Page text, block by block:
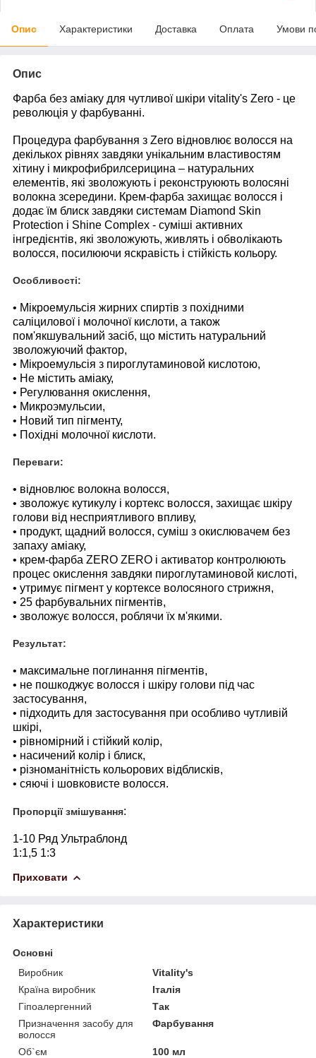
Опис Характеристики Доставка Оплата Умови
Опис
Фарба без аміаку для чутливої шкіри vitality's Zero - це
революція у фарбуванні.
Процедура фарбування з Zero відновлює волосся на
декількох рівнях завдяки унікальним властивостям
хітину і микрофибрилсерицина – натуральних
елементів, які зволожують і реконструюють волосяні
волокна зсередини. Крем-фарба захищає волосся і
додає їм блиск завдяки системам Diamond Skin
Protection і Shine Complex - суміші активних
інгредієнтів, які зволожують, живлять і обволікають
волосся, посилюючи яскравість і стійкість кольору.
Особливості:
• Мікроемульсія жирних спиртів з похідними
саліцилової і молочної кислоти, а також
пом'якшувальний засіб, що містить натуральний
зволожуючий фактор,
• Мікроемульсія з пироглутаминовой кислотою,
• Не містить аміаку,
• Регулювання окислення,
• Микроэмульсии,
• Новий тип пігменту,
• Похідні молочної кислоти.
Переваги:
• відновлює волокна волосся,
• зволожує кутикулу і кортекс волосся, захищає шкіру
голови від несприятливого впливу,
• продукт, щадний волосся, суміш з окислювачем без
запаху аміаку,
• крем-фарба ZERO ZERO і активатор контролюють
процес окислення завдяки пироглутаминовой кислоті,
• утримує пігмент у кортексе волосяного стрижня,
• 25 фарбувальних пігментів,
• зволожує волосся, роблячи їх м'якими.
Результат:
• максимальне поглинання пігментів,
• не пошкоджує волосся і шкіру голови під час
застосування,
• підходить для застосування при особливо чутливій
шкірі,
• рівномірний і стійкий колір,
• насичений колір і блиск,
• різноманітність кольорових відблисків,
• сяючі і шовковисте волосся.
Пропорції змішування:
1-10 Ряд Ультраблонд
1:1,5 1:3
Приховати
Характеристики
Основні
Виробник
Vitality's
Країна виробник
Італія
Гіпоалергенний
Так
Призначення засобу для
волосся
Фарбування
Об`єм
100 мл